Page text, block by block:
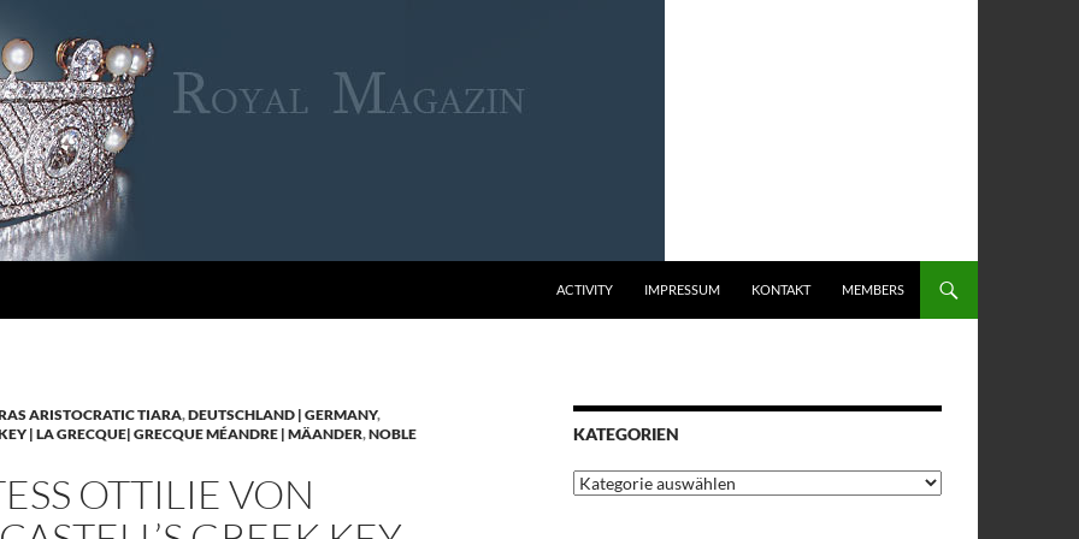
ACTIVITY IMPRESSUM KONTAKT MEMBERS
ARISTOCRATIC TIARA,DEUTSCHLAND | GERMANY,
| LA GRECQUE| GRECQUE MÉANDRE | MÄANDER,NOBLE
OTTILIE VON
KATEGORIEN
Kategorien